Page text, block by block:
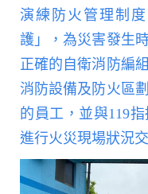
演練防火管理制
護」，為災害發生
正確的自衛消防編
消防設備及防火區
的員工，並與119指
進行火災現場狀況